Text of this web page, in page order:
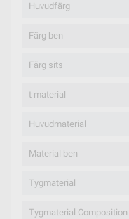
Huvudfärg
Färg ben
Färg sits
t material
Huvudmaterial
Material ben
Tygmaterial
Tygmaterial Composition